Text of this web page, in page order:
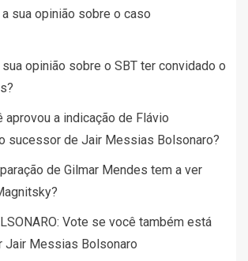
a sua opinião sobre o caso
sua opinião sobre o SBT ter convidado o
aprovou a indicação de Flávio
sucessor de Jair Messias Bolsonaro?
de Gilmar Mendes tem a ver
Vote se você também está
Jair Messias Bolsonaro